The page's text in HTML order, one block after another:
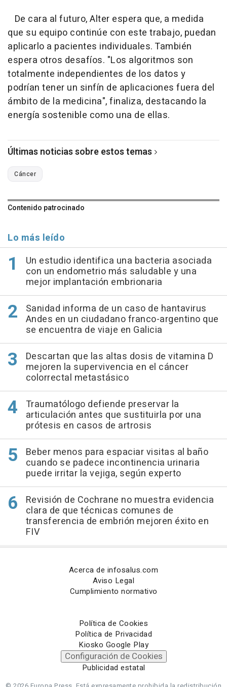
De cara al futuro, Alter espera que, a medida
que su equipo continúe con este trabajo, puedan
aplicarlo a pacientes individuales. También
espera otros desafíos. "Los algoritmos son
totalmente independientes de los datos y
podrían tener un sinfín de aplicaciones fuera del
ámbito de la medicina", finaliza, destacando la
energía sostenible como una de ellas.
Últimas noticias sobre estos temas
Cáncer
Contenido patrocinado
Lo más leído
Un estudio identifica una bacteria asociada
con un endometrio más saludable y una
mejor implantación embrionaria
Sanidad informa de un caso de hantavirus
Andes en un ciudadano franco-argentino que
se encuentra de viaje en Galicia
Descartan que las altas dosis de vitamina D
mejoren la supervivencia en el cáncer
colorrectal metastásico
Traumatólogo defiende preservar la
articulación antes que sustituirla por una
prótesis en casos de artrosis
Beber menos para espaciar visitas al baño
cuando se padece incontinencia urinaria
puede irritar la vejiga, según experto
Revisión de Cochrane no muestra evidencia
clara de que técnicas comunes de
transferencia de embrión mejoren éxito en
FIV
Acerca de infosalus.com
Aviso Legal
Cumplimiento normativo
Política de Cookies
Política de Privacidad
Kiosko Google Play
Configuración de Cookies
Publicidad estatal